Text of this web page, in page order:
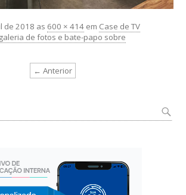
de 2018 as 600 × 414 em Case de TV
de fotos e bate-papo sobre
← Anterior